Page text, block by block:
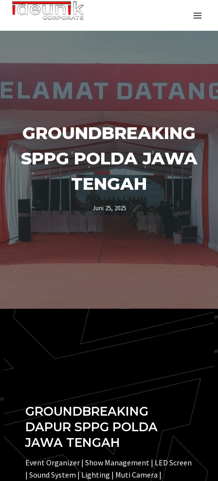
GROUNDBREAKING
SPPG POLDA JAWA
TENGAH
Juni 25, 2025
GROUNDBREAKING
DAPUR SPPG POLDA
JAWA TENGAH
Event Organizer | Show Management | LED Screen
| Sound System | Lighting | Muti Camera |